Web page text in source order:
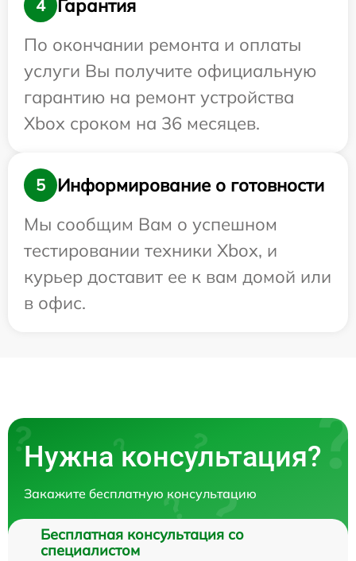
4
Гарантия
По окончании ремонта и оплаты
услуги Вы получите официальную
гарантию на ремонт устройства
Xbox сроком на 36 месяцев.
5
Информирование о готовности
Мы сообщим Вам о успешном
тестировании техники Xbox, и
курьер доставит ее к вам домой или
в офис.
Нужна консультация?
Закажите бесплатную консультацию
Бесплатная консультация со
специалистом